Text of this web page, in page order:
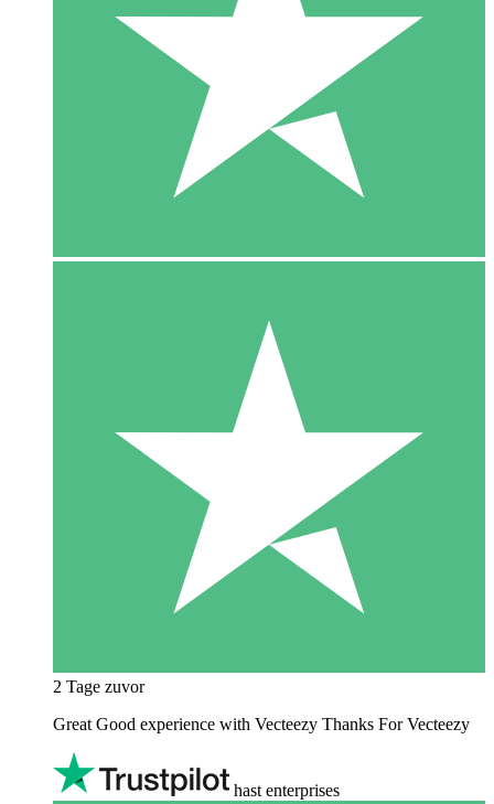
2 Tage zuvor
Great Good experience with Vecteezy Thanks For Vecteezy
hast enterprises